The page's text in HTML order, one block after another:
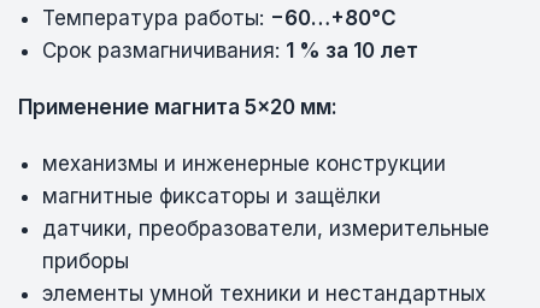
Температура работы: −60…+80°C
Срок размагничивания: 1 % за 10 лет
Применение магнита 5×20 мм:
механизмы и инженерные конструкции
магнитные фиксаторы и защёлки
датчики, преобразователи, измерительные
приборы
элементы умной техники и нестандартных